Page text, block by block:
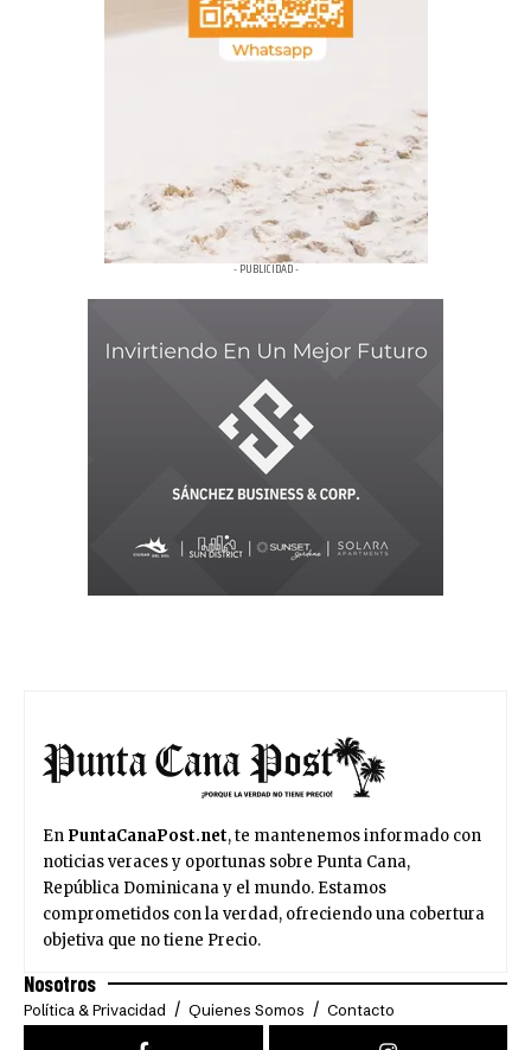
- PUBLICIDAD -
En PuntaCanaPost.net, te mantenemos informado con
noticias veraces y oportunas sobre Punta Cana,
República Dominicana y el mundo. Estamos
comprometidos con la verdad, ofreciendo una cobertura
objetiva que no tiene Precio.
Nosotros
Política & Privacidad Quienes Somos Contacto